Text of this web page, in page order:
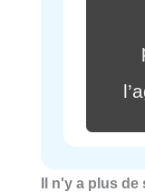
Il n'y a plus de